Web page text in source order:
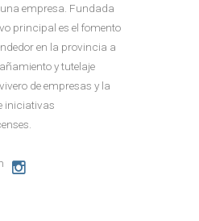
empresa. Fundada
principal es el fomento
en la provincia a
y tutelaje
de empresas y la
iniciativas